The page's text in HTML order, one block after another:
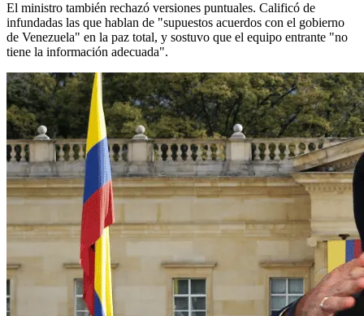
El ministro también rechazó versiones puntuales. Calificó de
infundadas las que hablan de "supuestos acuerdos con el gobierno
de Venezuela" en la paz total, y sostuvo que el equipo entrante "no
tiene la información adecuada".